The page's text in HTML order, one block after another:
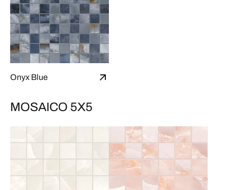
Onyx Blue
MOSAICO 5X5